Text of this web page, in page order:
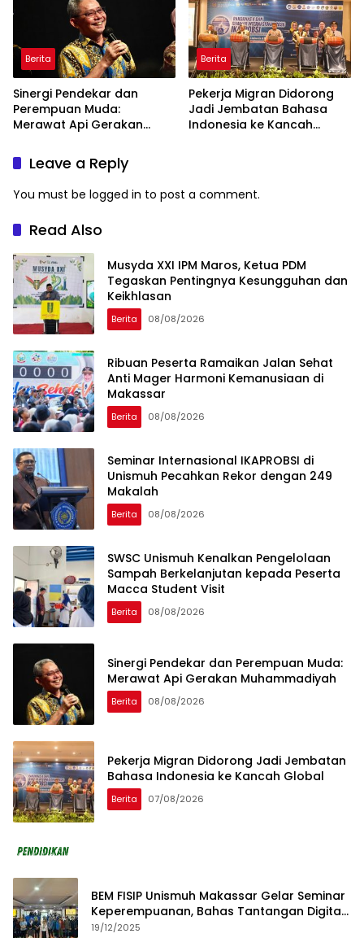
Berita
Sinergi Pendekar dan
Perempuan Muda:
Merawat Api Gerakan
Berita
Pekerja Migran Didorong
Jadi Jembatan Bahasa
Indonesia ke Kancah
Leave a Reply
You must be logged in to post a comment.
Read Also
Musyda XXI IPM Maros, Ketua PDM
Tegaskan Pentingnya Kesungguhan dan
Keikhlasan
Berita 08/08/2026
Ribuan Peserta Ramaikan Jalan Sehat
Anti Mager Harmoni Kemanusiaan di
Makassar
Berita 08/08/2026
Seminar Internasional IKAPROBSI di
Unismuh Pecahkan Rekor dengan 249
Makalah
Berita 08/08/2026
SWSC Unismuh Kenalkan Pengelolaan
Sampah Berkelanjutan kepada Peserta
Macca Student Visit
Berita 08/08/2026
Sinergi Pendekar dan Perempuan Muda:
Merawat Api Gerakan Muhammadiyah
Berita 08/08/2026
Pekerja Migran Didorong Jadi Jembatan
Bahasa Indonesia ke Kancah Global
Berita 07/08/2026
BEM FISIP Unismuh Makassar Gelar Seminar
Keperempuanan, Bahas Tantangan Digital
dan Budaya Lokal
19/12/2025